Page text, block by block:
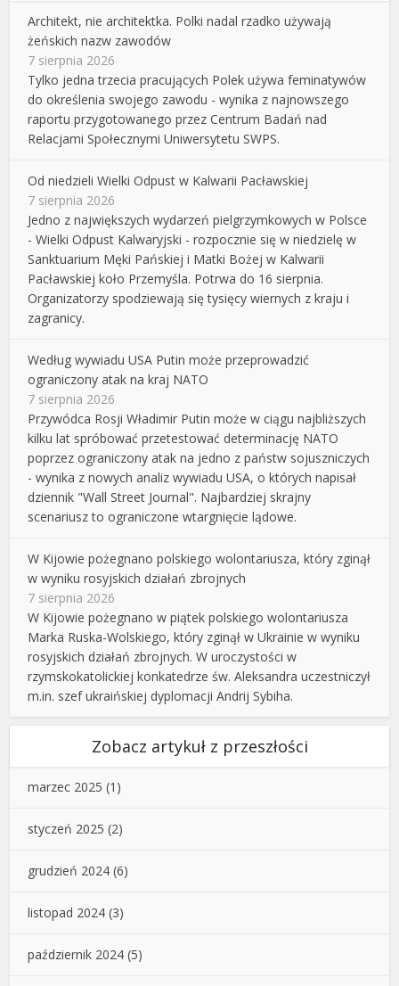
Architekt, nie architektka. Polki nadal rzadko używają
żeńskich nazw zawodów
7 sierpnia 2026
Tylko jedna trzecia pracujących Polek używa feminatywów
do określenia swojego zawodu - wynika z najnowszego
raportu przygotowanego przez Centrum Badań nad
Relacjami Społecznymi Uniwersytetu SWPS.
Od niedzieli Wielki Odpust w Kalwarii Pacławskiej
7 sierpnia 2026
Jedno z największych wydarzeń pielgrzymkowych w Polsce
- Wielki Odpust Kalwaryjski - rozpocznie się w niedzielę w
Sanktuarium Męki Pańskiej i Matki Bożej w Kalwarii
Pacławskiej koło Przemyśla. Potrwa do 16 sierpnia.
Organizatorzy spodziewają się tysięcy wiernych z kraju i
zagranicy.
Według wywiadu USA Putin może przeprowadzić
ograniczony atak na kraj NATO
7 sierpnia 2026
Przywódca Rosji Władimir Putin może w ciągu najbliższych
kilku lat spróbować przetestować determinację NATO
poprzez ograniczony atak na jedno z państw sojuszniczych
- wynika z nowych analiz wywiadu USA, o których napisał
dziennik "Wall Street Journal". Najbardziej skrajny
scenariusz to ograniczone wtargnięcie lądowe.
W Kijowie pożegnano polskiego wolontariusza, który zginął
w wyniku rosyjskich działań zbrojnych
7 sierpnia 2026
W Kijowie pożegnano w piątek polskiego wolontariusza
Marka Ruska-Wolskiego, który zginął w Ukrainie w wyniku
rosyjskich działań zbrojnych. W uroczystości w
rzymskokatolickiej konkatedrze św. Aleksandra uczestniczył
m.in. szef ukraińskiej dyplomacji Andrij Sybiha.
Zobacz artykuł z przeszłości
marzec 2025 (1)
styczeń 2025 (2)
grudzień 2024 (6)
listopad 2024 (3)
październik 2024 (5)